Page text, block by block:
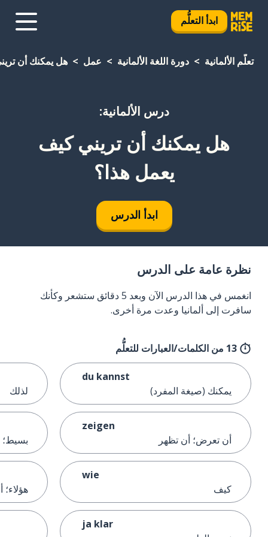
ابدأ التعلُّم
تعلَّم الألمانية دورة اللغة الألمانية عمل هل يمكنك أن
درس الألمانية:
هل يمكنك أن تريني كيف
يعمل هذا؟
ابدأ الدرس
نظرة عامة على الدرس
انغمس في هذا الدرس الآن وبعد 5 دقائق ستشعر وكأنك
سافرت إلى ألمانيا وعدت مرة أخرى.
13 من الكلمات/العبارات للتعلُّم
du kannst
يمكنك (صيغة المفرد)
zeigen
أن تعرض؛ أن تظهر
wie
كيف
ja klar
لذلك
هؤلاء؛